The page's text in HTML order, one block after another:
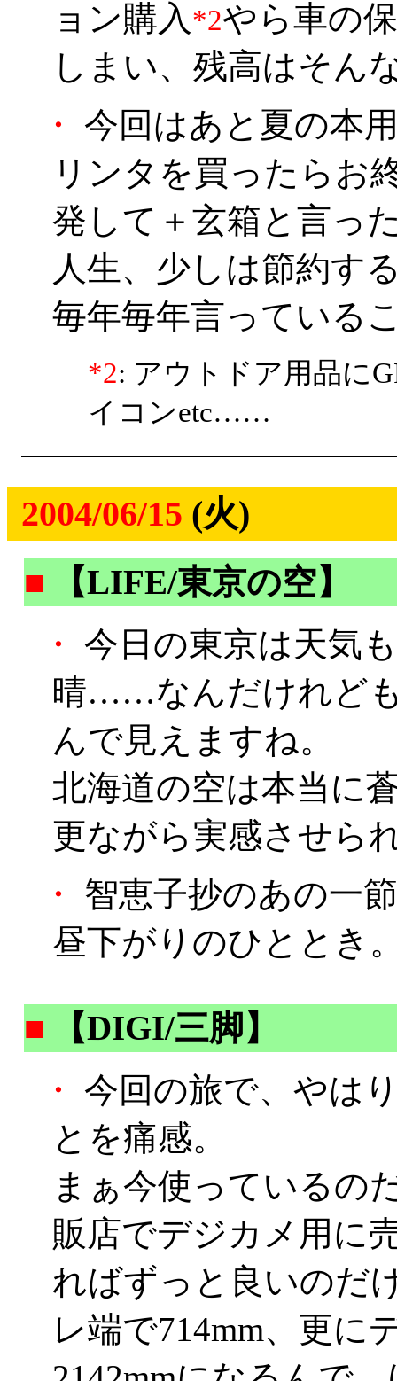
ョン購入 *2やら車の
しまい、残高はそん
・
今回はあと夏の本
リンタを買ったらお
発して＋玄箱と言っ
人生、少しは節約
毎年毎年言っている
*2: アウトドア用品に
イコンetc……
2004/06/15 (火)
■
【LIFE/東京の空】
・
今日の東京は天気
晴……なんだけれど
んで見えますね。
北海道の空は本当に
更ながら実感させら
・
智恵子抄のあの一
昼下がりのひととき
■
【DIGI/三脚】
・
今回の旅で、やは
とを痛感。
まぁ今使っているの
販店でデジカメ用に
ればずっと良いのだ
レ端で714mm、更に